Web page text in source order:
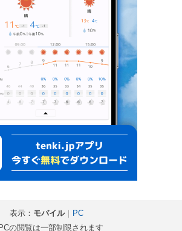
表示： モバイル｜ PC
の閲覧は一部制限されます